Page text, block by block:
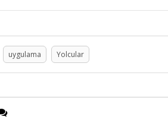
uygulama Yolcular